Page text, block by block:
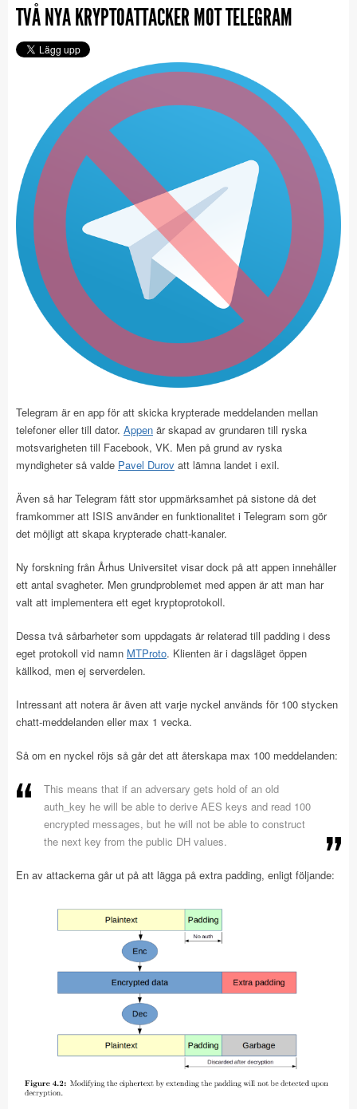
TVÅ NYA KRYPTOATTACKER MOT TELEGRAM
Telegram är en app för att skicka krypterade meddelanden mellan
telefoner eller till dator. Appen är skapad av grundaren till ryska
motsvarigheten till Facebook, VK. Men på grund av ryska
myndigheter så valde Pavel Durov att lämna landet i exil.
Även så har Telegram fått stor uppmärksamhet på sistone då det
framkommer att ISIS använder en funktionalitet i Telegram som gör
det möjligt att skapa krypterade chatt-kanaler.
Ny forskning från Århus Universitet visar dock på att appen innehåller
ett antal svagheter. Men grundproblemet med appen är att man har
valt att implementera ett eget kryptoprotokoll.
Dessa två sårbarheter som uppdagats är relaterad till padding i dess
eget protokoll vid namn MTProto. Klienten är i dagsläget öppen
källkod, men ej serverdelen.
Intressant att notera är även att varje nyckel används för 100 stycken
chatt-meddelanden eller max 1 vecka.
Så om en nyckel röjs så går det att återskapa max 100 meddelanden:
This means that if an adversary gets hold of an old
auth_key he will be able to derive AES keys and read 100
encrypted messages, but he will not be able to construct
the next key from the public DH values.
En av attackerna går ut på att lägga på extra padding, enligt följande: